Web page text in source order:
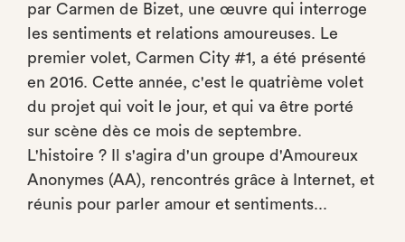
par Carmen de Bizet, une œuvre qui interroge
les sentiments et relations amoureuses. Le
premier volet, Carmen City #1, a été présenté
en 2016. Cette année, c'est le quatrième volet
du projet qui voit le jour, et qui va être porté
sur scène dès ce mois de septembre.
L'histoire ? Il s'agira d'un groupe d'Amoureux
Anonymes (AA), rencontrés grâce à Internet, et
réunis pour parler amour et sentiments...